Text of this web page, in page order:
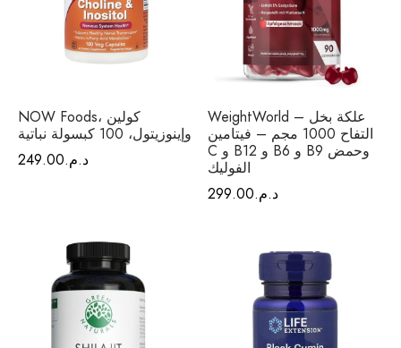
NOW Foods، كولين
وإينوزيتول، 100 كبسولة نباتية
د.م.249.00
WeightWorld – علكة بخل
التفاح 1000 مجم – فيتامين
C و B12 و B6 و B9 وحمض
الفوليك
د.م.299.00